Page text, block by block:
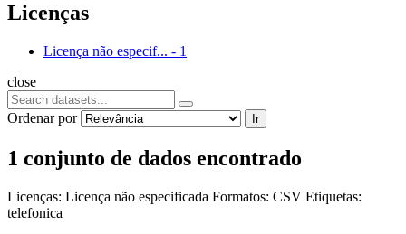
Licenças
Licença não especif... - 1
close
Ordenar por Ir
1 conjunto de dados encontrado
Licenças: Licença não especificada Formatos: CSV Etiquetas:
telefonica